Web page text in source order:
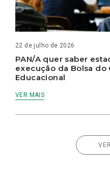
22 de julho de 2026
PAN/A quer saber
execução da Bolsa do
Educacional
VER MAIS